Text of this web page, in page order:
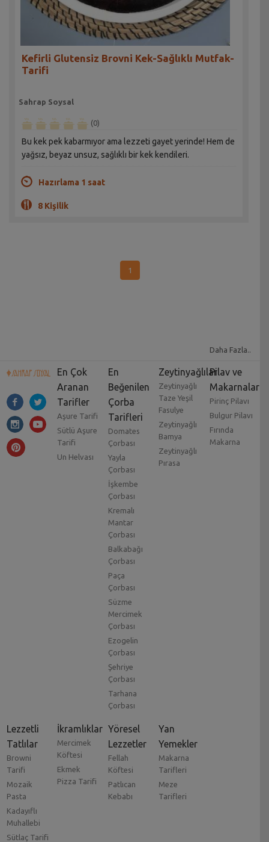
Kefirli Glutensiz Brovni Kek-Sağlıklı Mutfak-
Tarifi
Sahrap Soysal
(0)
Bu kek pek kabarmıyor ama lezzeti gayet yerinde! Hem de
yağsız, beyaz unsuz, sağlıklı bir kek kendileri.
Hazırlama 1 saat
8 Kişilik
1
Daha Fazla..
En Çok
Aranan
Tarifler
Aşure Tarifi
Sütlü Aşure
Tarifi
Un Helvası
En
Beğenilen
Çorba
Tarifleri
Domates
Çorbası
Yayla
Çorbası
İşkembe
Çorbası
Kremalı
Mantar
Çorbası
Balkabağı
Çorbası
Paça
Çorbası
Süzme
Mercimek
Çorbası
Ezogelin
Çorbası
Şehriye
Çorbası
Tarhana
Çorbası
Zeytinyağlılar
Zeytinyağlı
Taze Yeşil
Fasulye
Zeytinyağlı
Bamya
Zeytinyağlı
Pırasa
Pilav ve
Makarnalar
Pirinç Pilavı
Bulgur Pilavı
Fırında
Makarna
Lezzetli
Tatlılar
Browni
Tarifi
Mozaik
Pasta
Kadayıflı
Muhallebi
Sütlaç Tarifi
İkramlıklar
Mercimek
Köftesi
Ekmek
Pizza Tarifi
Yöresel
Lezzetler
Fellah
Köftesi
Patlıcan
Kebabı
Yan
Yemekler
Makarna
Tarifleri
Meze
Tarifleri